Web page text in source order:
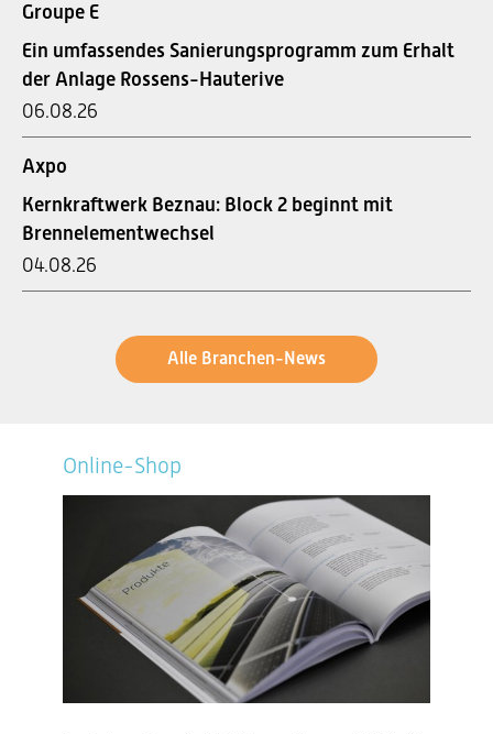
Groupe E
Ein umfassendes Sanierungsprogramm zum Erhalt
der Anlage Rossens-Hauterive
06.08.26
Axpo
Kernkraftwerk Beznau: Block 2 beginnt mit
Brennelementwechsel
04.08.26
Alle Branchen-News
Online-Shop